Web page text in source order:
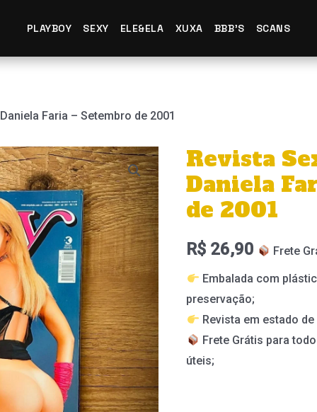
PLAYBOY SEXY ELE&ELA XUXA BBB'S SCANS
Faria – Setembro de 2001
Revista
Daniela
de 2001
R$ 26,90 Frete
Embalada com
preservação;
Revista em estado
Frete Grátis para
úteis;